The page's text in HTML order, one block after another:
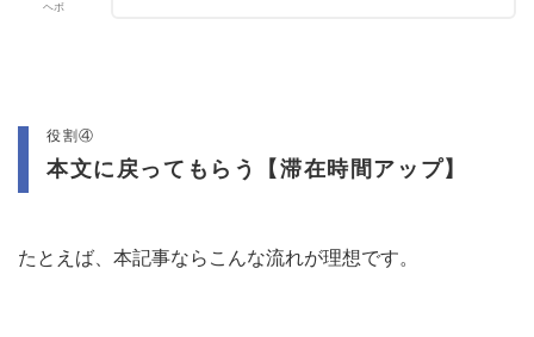
ヘボ
役割④
本文に戻ってもらう【滞在時間アップ】
たとえば、本記事ならこんな流れが理想です。